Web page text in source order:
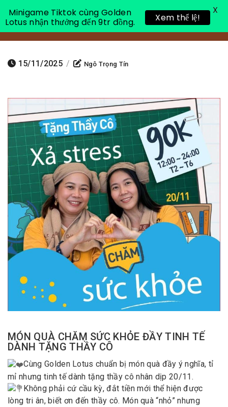
Toggle
15/11/2025 / Ngô Trọng Tín
MÓN QUÀ CHĂM SỨC KHỎE ĐẦY TINH TẾ
DÀNH TẶNG THẦY CÔ
Cùng Golden Lotus chuẩn bị món quà đầy ý nghĩa, tỉ
mỉ nhưng tinh tế dành tặng thầy cô nhân dịp 20/11.
Không phải cứ cầu kỳ, đắt tiền mới thể hiện được
lòng tri ân, biết ơn đến thầy cô. Món quà “nhỏ” nhưng
Minigame Tiktok cùng Golden
Lotus nhận thưởng đến 9tr đồng.
Xem thể lệ!
X